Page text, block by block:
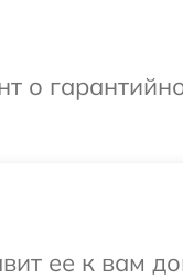
о
ее к вам